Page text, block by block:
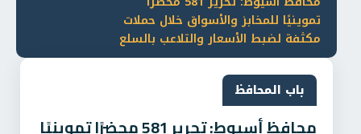
تموينيًا للمخابز والأسواق خلال حملات
مكثفة لضبط الأسعار والتلاعب بالسلع
باب المحافظ
محافظ أسيوط: تحرير 581 محضرًا تموينيًا